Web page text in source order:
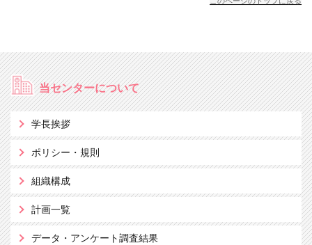
当センターについて
学長挨拶
ポリシー・規則
組織構成
計画一覧
データ・アンケート調査結果